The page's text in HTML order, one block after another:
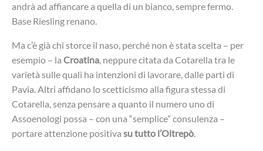
andrà ad affiancare a quella di un bianco, sempre fermo.
Base Riesling renano.
Ma c’è già chi storce il naso, perché non è stata scelta – per
esempio – la Croatina, neppure citata da Cotarella tra le
varietà sulle quali ha intenzioni di lavorare, dalle parti di
Pavia. Altri affidano lo scetticismo alla figura stessa di
Cotarella, senza pensare a quanto il numero uno di
Assoenologi possa – con una “semplice” consulenza –
portare attenzione positiva su tutto l’Oltrepò.